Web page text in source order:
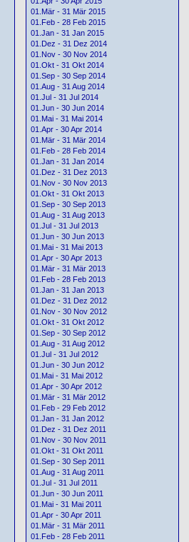
01.Mär - 31 Mär 2015
01.Feb - 28 Feb 2015
01.Jan - 31 Jan 2015
01.Dez - 31 Dez 2014
01.Nov - 30 Nov 2014
01.Okt - 31 Okt 2014
01.Sep - 30 Sep 2014
01.Aug - 31 Aug 2014
01.Jul - 31 Jul 2014
01.Jun - 30 Jun 2014
01.Mai - 31 Mai 2014
01.Apr - 30 Apr 2014
01.Mär - 31 Mär 2014
01.Feb - 28 Feb 2014
01.Jan - 31 Jan 2014
01.Dez - 31 Dez 2013
01.Nov - 30 Nov 2013
01.Okt - 31 Okt 2013
01.Sep - 30 Sep 2013
01.Aug - 31 Aug 2013
01.Jul - 31 Jul 2013
01.Jun - 30 Jun 2013
01.Mai - 31 Mai 2013
01.Apr - 30 Apr 2013
01.Mär - 31 Mär 2013
01.Feb - 28 Feb 2013
01.Jan - 31 Jan 2013
01.Dez - 31 Dez 2012
01.Nov - 30 Nov 2012
01.Okt - 31 Okt 2012
01.Sep - 30 Sep 2012
01.Aug - 31 Aug 2012
01.Jul - 31 Jul 2012
01.Jun - 30 Jun 2012
01.Mai - 31 Mai 2012
01.Apr - 30 Apr 2012
01.Mär - 31 Mär 2012
01.Feb - 29 Feb 2012
01.Jan - 31 Jan 2012
01.Dez - 31 Dez 2011
01.Nov - 30 Nov 2011
01.Okt - 31 Okt 2011
01.Sep - 30 Sep 2011
01.Aug - 31 Aug 2011
01.Jul - 31 Jul 2011
01.Jun - 30 Jun 2011
01.Mai - 31 Mai 2011
01.Apr - 30 Apr 2011
01.Mär - 31 Mär 2011
01.Feb - 28 Feb 2011